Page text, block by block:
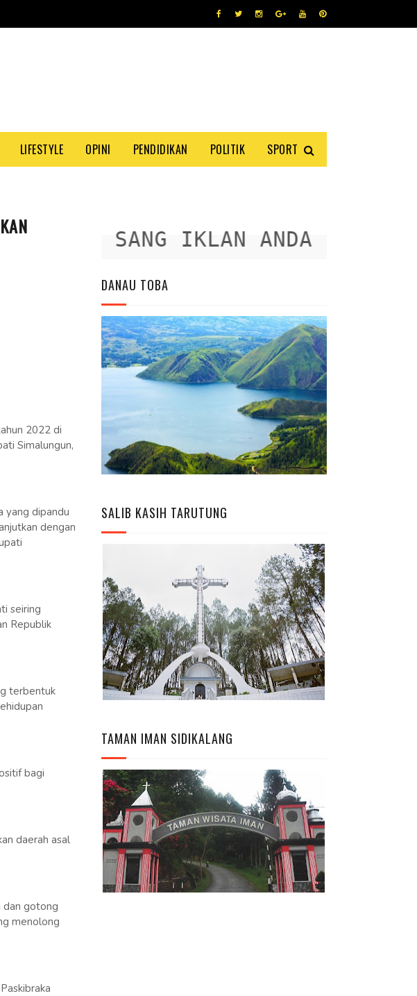
LIFESTYLE OPINI PENDIDIKAN POLITIK SPORT
2022 di
Simalungun,
yang dipandu
dengan
seiring
Republik
terbentuk
bagi
daerah asal
dan gotong
menolong
PASANG IKLAN ANDA DISINI
DANAU TOBA
SALIB KASIH TARUTUNG
TAMAN IMAN SIDIKALANG